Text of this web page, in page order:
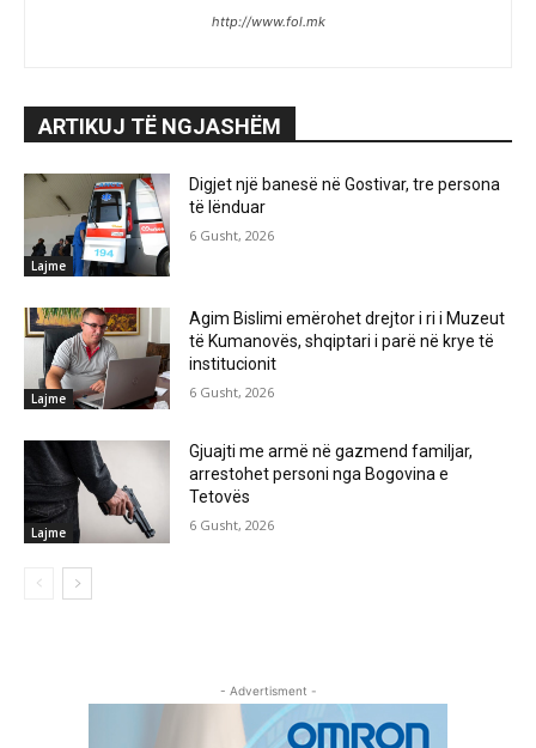
http://www.fol.mk
ARTIKUJ TË NGJASHËM
Lajme
Digjet një banesë në Gostivar, tre persona
të lënduar
6 Gusht, 2026
Lajme
Agim Bislimi emërohet drejtor i ri i Muzeut
të Kumanovës, shqiptari i parë në krye të
institucionit
6 Gusht, 2026
Lajme
Gjuajti me armë në gazmend familjar,
arrestohet personi nga Bogovina e
Tetovës
6 Gusht, 2026
- Advertisment -